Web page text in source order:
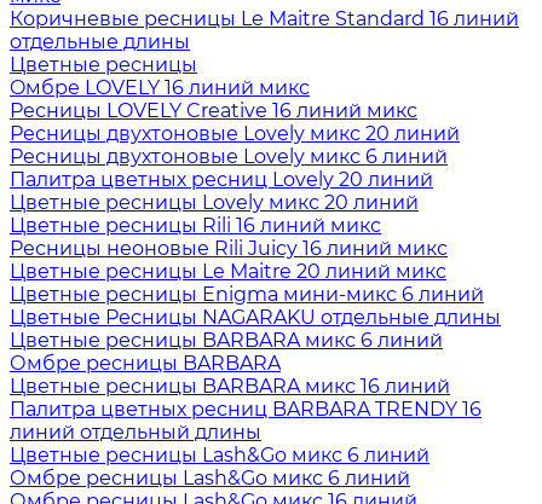
Коричневые ресницы Le Maitre Standard 16 линий
отдельные длины
Цветные ресницы
Oмбре LOVELY 16 линий микс
Ресницы LOVELY Creative 16 линий микс
Ресницы двухтоновые Lovely микс 20 линий
Ресницы двухтоновые Lovely микс 6 линий
Палитра цветных ресниц Lovely 20 линий
Цветные ресницы Lovely микс 20 линий
Цветные ресницы Rili 16 линий микс
Ресницы неоновые Rili Juicy 16 линий микс
Цветные ресницы Le Maitre 20 линий микс
Цветные ресницы Enigma мини-микс 6 линий
Цветные Ресницы NAGARAKU отдельные длины
Цветные ресницы BARBARA микс 6 линий
Омбре ресницы BARBARA
Цветные ресницы BARBARA микс 16 линий
Палитра цветных ресниц BARBARA TRENDY 16
линий отдельный длины
Цветные ресницы Lash&Go микс 6 линий
Омбре ресницы Lash&Go микс 6 линий